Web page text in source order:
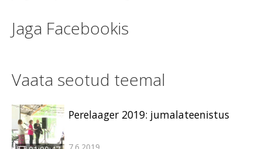
Jaga Facebookis
Vaata seotud teemal
Perelaager 2019: jumalateenistus